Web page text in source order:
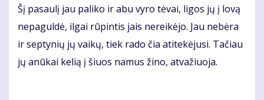
Šį pa­sau­lį jau pa­li­ko ir abu vy­ro tė­vai, li­gos jų į lo­vą
ne­pa­gul­dė, il­gai rū­pin­tis jais ne­rei­kė­jo. Jau ne­bė­ra
ir sep­ty­nių jų vai­kų, tiek ra­do čia ati­te­kė­ju­si. Ta­čiau
jų anū­kai ke­lią į šiuos na­mus ži­no, at­va­žiuo­ja.